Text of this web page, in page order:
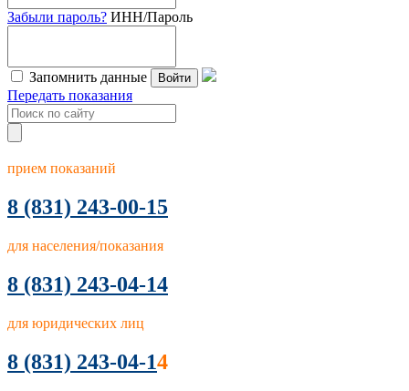
Забыли пароль? ИНН/Пароль
Запомнить данные Войти
Передать показания
прием показаний
8 (831) 243-00-15
для населения/показания
8 (831) 243-04-14
для юридических лиц
8 (831) 243-04-14